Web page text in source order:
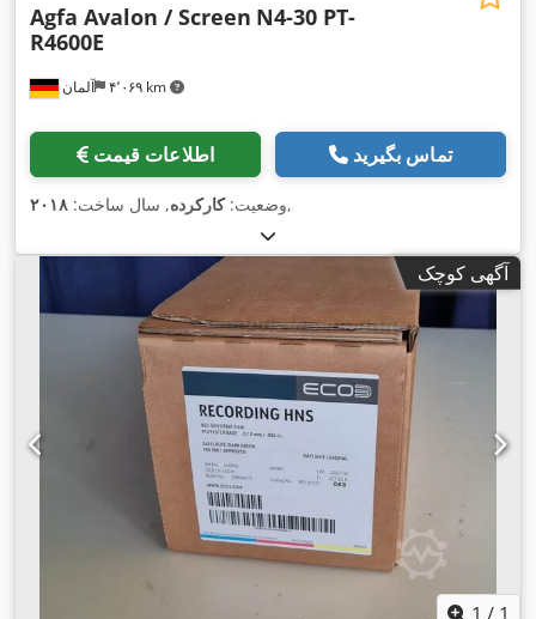
آلمان ۴٬۰۶۹ km
Agfa Avalon / Screen N4-30 PT-
R4600E
اطلاعات قیمت تماس بگیرید
وضعیت:کارکرده, سال ساخت: ۲۰۱۸ ,
آگهی کوچک